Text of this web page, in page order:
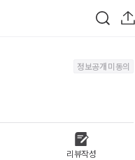
정보공개 미동의
리뷰작성